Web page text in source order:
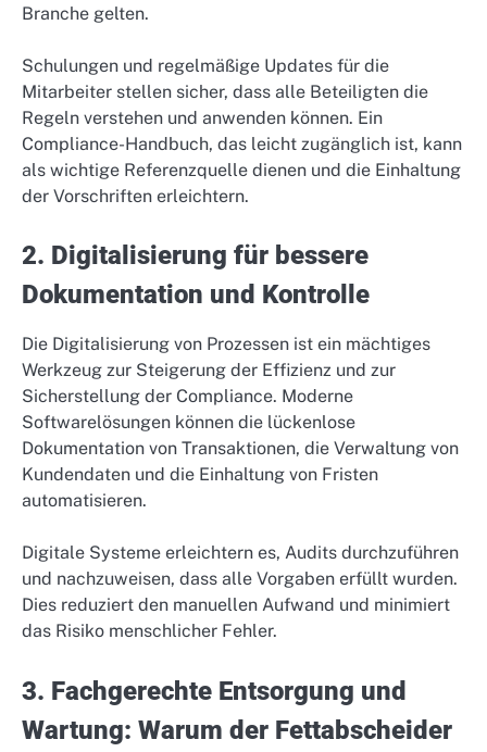
Branche gelten.
Schulungen und regelmäßige Updates für die
Mitarbeiter stellen sicher, dass alle Beteiligten die
Regeln verstehen und anwenden können. Ein
Compliance-Handbuch, das leicht zugänglich ist, kann
als wichtige Referenzquelle dienen und die Einhaltung
der Vorschriften erleichtern.
2. Digitalisierung für bessere
Dokumentation und Kontrolle
Die Digitalisierung von Prozessen ist ein mächtiges
Werkzeug zur Steigerung der Effizienz und zur
Sicherstellung der Compliance. Moderne
Softwarelösungen können die lückenlose
Dokumentation von Transaktionen, die Verwaltung von
Kundendaten und die Einhaltung von Fristen
automatisieren.
Digitale Systeme erleichtern es, Audits durchzuführen
und nachzuweisen, dass alle Vorgaben erfüllt wurden.
Dies reduziert den manuellen Aufwand und minimiert
das Risiko menschlicher Fehler.
3. Fachgerechte Entsorgung und
Wartung: Warum der Fettabscheider